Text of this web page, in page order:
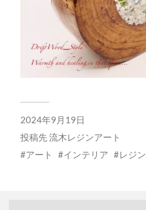
2024年9月19日
投稿先流木レジンアート
アート
インテリア レジン